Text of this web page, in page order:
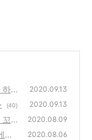
늘 2020.09.13
(40) 2020.09.13
복이네 꼬막 2020.08.09
서
2020.08.06